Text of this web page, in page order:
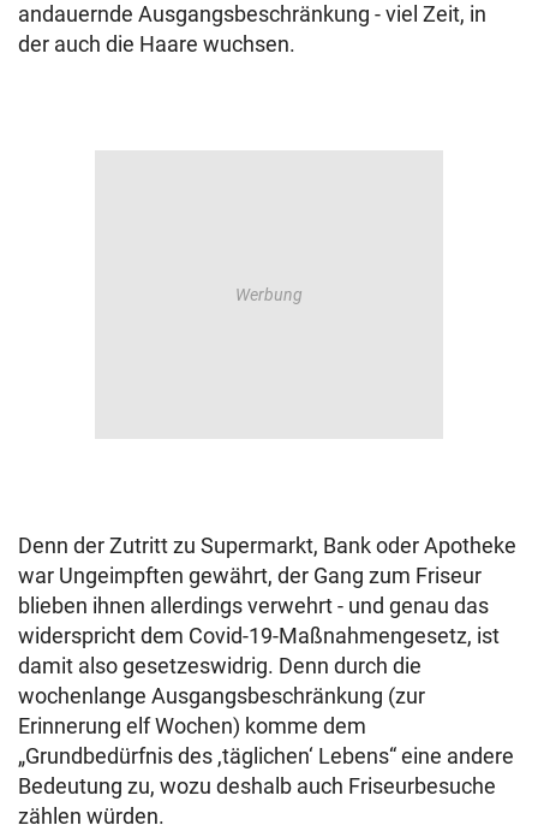
andauernde Ausgangsbeschränkung - viel Zeit, in
der auch die Haare wuchsen.
Denn der Zutritt zu Supermarkt, Bank oder Apotheke
war Ungeimpften gewährt, der Gang zum Friseur
blieben ihnen allerdings verwehrt - und genau das
widerspricht dem Covid-19-Maßnahmengesetz, ist
damit also gesetzeswidrig. Denn durch die
wochenlange Ausgangsbeschränkung (zur
Erinnerung elf Wochen) komme dem
„Grundbedürfnis des ,täglichen‘ Lebens“ eine andere
Bedeutung zu, wozu deshalb auch Friseurbesuche
zählen würden.